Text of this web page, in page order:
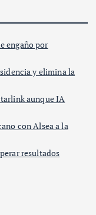
engaño por
y elimina la
aunque IA
con Alsea a la
resultados